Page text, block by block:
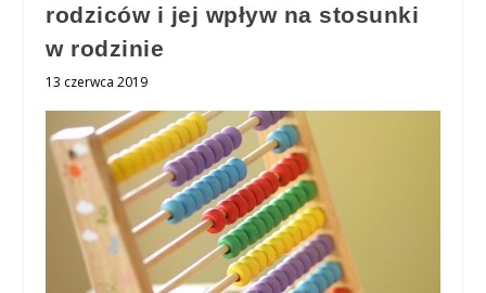
rodziców i jej wpływ na stosunki
w rodzinie
13 czerwca 2019